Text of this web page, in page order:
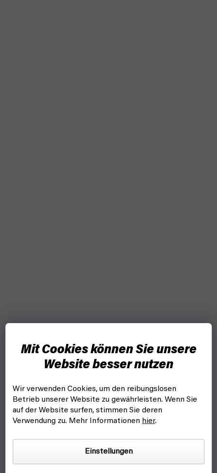
Mit Cookies können Sie unsere
Website besser nutzen
Wir verwenden Cookies, um den reibungslosen
Betrieb unserer Website zu gewährleisten. Wenn Sie
auf der Website surfen, stimmen Sie deren
Verwendung zu. Mehr Informationen hier.
Einstellungen